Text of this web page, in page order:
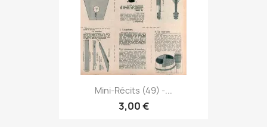
Mini-Récits (49) -...
3,00 €